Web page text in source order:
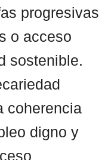
progresivas
o acceso
sostenible.
coherencia
digno y